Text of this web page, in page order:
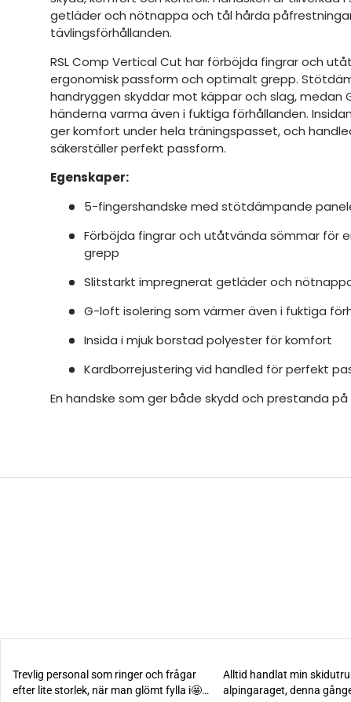
getläder och nötnappa och tål hårda
tävlingsförhållanden.
RSL Comp Vertical Cut har förböjda fingrar och
ergonomisk passform och optimalt grepp.
handryggen skyddar mot käppar och slag, medan
händerna varma även i fuktiga förhållanden.
ger komfort under hela träningspasset, och
säkerställer perfekt passform.
Egenskaper:
5-fingershandske med stötdämpande
Förböjda fingrar och utåtvända sömmar för
grepp
Slitstarkt impregnerat getläder och
G-loft isolering som värmer även i fuktiga
Insida i mjuk borstad polyester för komfort
Kardborrejustering vid handled för perfekt
En handske som ger både skydd och prestanda